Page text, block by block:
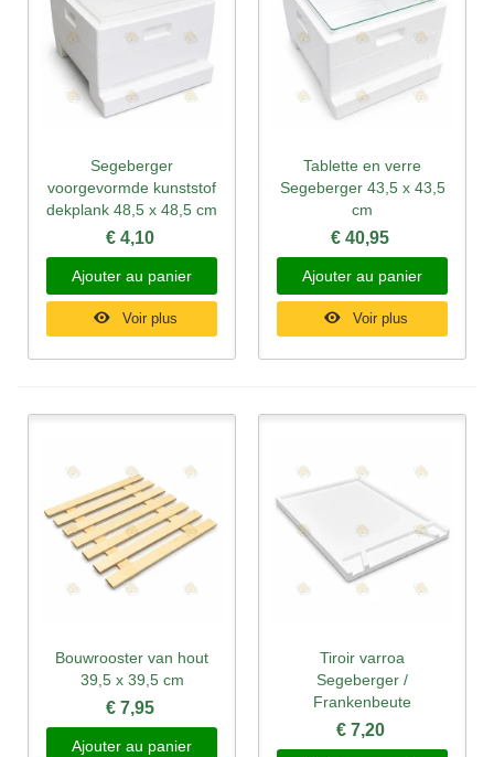
Segeberger
voorgevormde kunststof
dekplank 48,5 x 48,5 cm
€ 4,10
Ajouter au panier
Voir plus
Tablette en verre
Segeberger 43,5 x 43,5
cm
€ 40,95
Ajouter au panier
Voir plus
Bouwrooster van hout
39,5 x 39,5 cm
€ 7,95
Ajouter au panier
Tiroir varroa
Segeberger /
Frankenbeute
€ 7,20